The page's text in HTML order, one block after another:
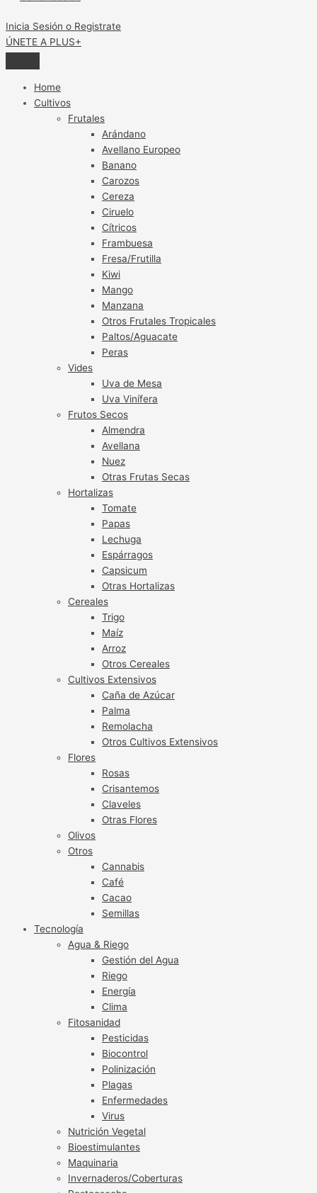
Inicia Sesión o Registrate
ÚNETE A PLUS+
Home
Cultivos
Frutales
Arándano
Avellano Europeo
Banano
Carozos
Cereza
Ciruelo
Cítricos
Frambuesa
Fresa/Frutilla
Kiwi
Mango
Manzana
Otros Frutales Tropicales
Paltos/Aguacate
Peras
Vides
Uva de Mesa
Uva Vinífera
Frutos Secos
Almendra
Avellana
Nuez
Otras Frutas Secas
Hortalizas
Tomate
Papas
Lechuga
Espárragos
Capsicum
Otras Hortalizas
Cereales
Trigo
Maíz
Arroz
Otros Cereales
Cultivos Extensivos
Caña de Azúcar
Palma
Remolacha
Otros Cultivos Extensivos
Flores
Rosas
Crisantemos
Claveles
Otras Flores
Olivos
Otros
Cannabis
Café
Cacao
Semillas
Tecnología
Agua & Riego
Gestión del Agua
Riego
Energía
Clima
Fitosanidad
Pesticidas
Biocontrol
Polinización
Plagas
Enfermedades
Virus
Nutrición Vegetal
Bioestimulantes
Maquinaria
Invernaderos/Coberturas
palto